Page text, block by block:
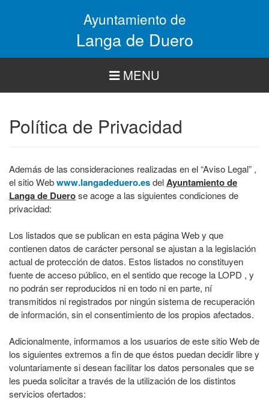
Ayuntamiento de
Langa de Duero
MENU
Política de Privacidad
Además de las consideraciones realizadas en el “Aviso Legal” ,
el sitio Webwww.langadeduero.esdelAyuntamiento de
Langa de Duerose acoge a las siguientes condiciones de
privacidad:
Los listados que se publican en esta página Web y que
contienen datos de carácter personal se ajustan a la legislación
actual de protección de datos. Estos listados no constituyen
fuente de acceso público, en el sentido que recoge la LOPD , y
no podrán ser reproducidos ni en todo ni en parte, ní
transmitidos ni registrados por ningún sistema de recuperación
de información, sin el consentimiento de los propios afectados.
Adicionalmente, informamos a los usuarios de este sitio Web de
los siguientes extremos a fin de que éstos puedan decidir libre y
voluntariamente si desean facilitar los datos personales que se
les pueda solicitar a través de la utilización de los distintos
servicios ofertados: